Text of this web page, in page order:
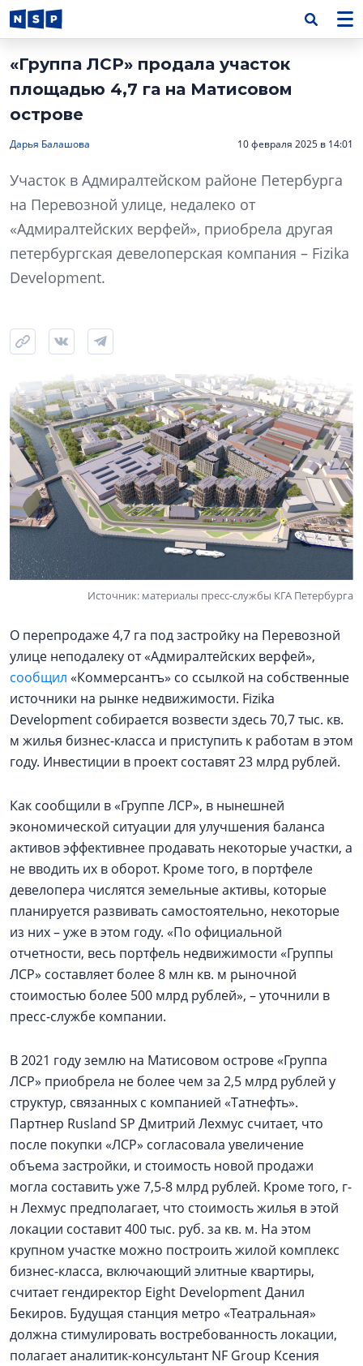
«Группа ЛСР» продала участок
площадью 4,7 га на Матисовом
острове
Дарья Балашова 10 февраля 2025 в 14:01
Участок в Адмиралтейском районе Петербурга
на Перевозной улице, недалеко от
«Адмиралтейских верфей», приобрела другая
петербургская девелоперская компания – Fizika
Development.
Источник: материалы пресс-службы КГА Петербурга
О перепродаже 4,7 га под застройку на Перевозной
улице неподалеку от «Адмиралтейских верфей»,
сообщил «Коммерсантъ» со ссылкой на собственные
источники на рынке недвижимости. Fizika
Development собирается возвести здесь 70,7 тыс. кв.
м жилья бизнес-класса и приступить к работам в этом
году. Инвестиции в проект составят 23 млрд рублей.
Как сообщили в «Группе ЛСР», в нынешней
экономической ситуации для улучшения баланса
активов эффективнее продавать некоторые участки, а
не вводить их в оборот. Кроме того, в портфеле
девелопера числятся земельные активы, которые
планируется развивать самостоятельно, некоторые
из них – уже в этом году. «По официальной
отчетности, весь портфель недвижимости «Группы
ЛСР» составляет более 8 млн кв. м рыночной
стоимостью более 500 млрд рублей», – уточнили в
пресс-службе компании.
В 2021 году землю на Матисовом острове «Группа
ЛСР» приобрела не более чем за 2,5 млрд рублей у
структур, связанных с компанией «Татнефть».
Партнер Rusland SP Дмитрий Лехмус считает, что
после покупки «ЛСР» согласовала увеличение
объема застройки, и стоимость новой продажи
могла составить уже 7,5-8 млрд рублей. Кроме того, г-
н Лехмус предполагает, что стоимость жилья в этой
локации составит 400 тыс. руб. за кв. м. На этом
крупном участке можно построить жилой комплекс
бизнес-класса, включающий элитные квартиры,
считает гендиректор Eight Development Данил
Бекиров. Будущая станция метро «Театральная»
должна стимулировать востребованность локации,
полагает аналитик-консультант NF Group Ксения